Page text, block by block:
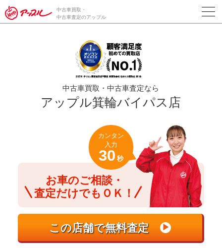
/*ABテスト_新規査定フォームの為のCVボタン*/
中古車買取・
中古車査定のアップル
中古車買取・中古車査定なら
アップル箕輪バイパス店
お車のご相談・
査定だけでもＯＫ！
カンタン
入力
30 秒